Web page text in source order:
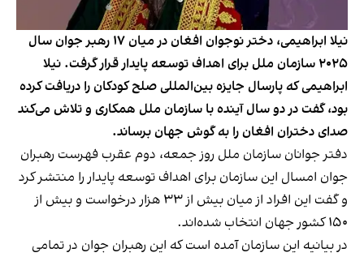
نیلا ابراهیمی، دختر نوجوان افغان در میان ۱۷ رهبر جوان سال
۲۰۲۵ سازمان ملل برای اهداف توسعه‌ پایدار قرار گرفت. نیلا
ابراهیمی که پارسال جایزه بین‌المللی صلح کودکان را دریافت کرده
بود، گفت در دو سال آینده با سازمان ملل همکاری و تلاش می‌کند
صدای دختران افغان را به گوش جهان برساند.
دفتر جوانان سازمان ملل روز جمعه، دوم عقرب فهرست رهبران
جوان امسال این سازمان برای اهداف توسعه پایدار را منتشر کرد
و گفت این افراد از میان بیش از ۳۳ هزار درخواست و بیش از
۱۵۰ کشور جهان انتخاب شده‌اند.
در بیانیه این سازمان آمده است که این رهبران جوان در تمامی